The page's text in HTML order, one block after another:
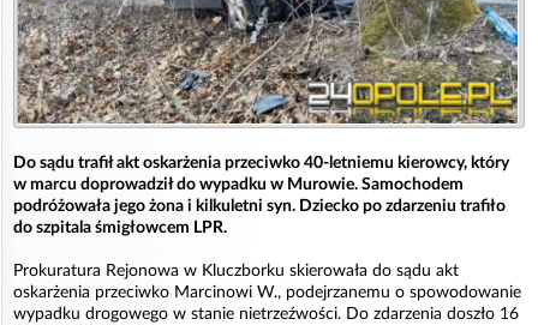
Do sądu trafił akt oskarżenia przeciwko 40-letniemu kierowcy, który
w marcu doprowadził do wypadku w Murowie. Samochodem
podróżowała jego żona i kilkuletni syn. Dziecko po zdarzeniu trafiło
do szpitala śmigłowcem LPR.
Prokuratura Rejonowa w Kluczborku skierowała do sądu akt
oskarżenia przeciwko Marcinowi W., podejrzanemu o spowodowanie
wypadku drogowego w stanie nietrzeźwości. Do zdarzenia doszło 16